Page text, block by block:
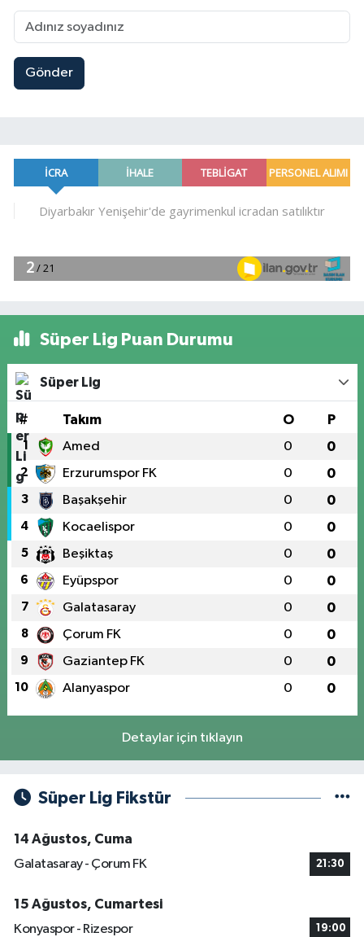
Gönder
Süper Lig Puan Durumu
Süper Lig
# Takım O P
1 Amed 0 0
2 Erzurumspor FK 0 0
3 Başakşehir 0 0
4 Kocaelispor 0 0
5 Beşiktaş 0 0
6 Eyüpspor 0 0
7 Galatasaray 0 0
8 Çorum FK 0 0
9 Gaziantep FK 0 0
10 Alanyaspor 0 0
Detaylar için tıklayın
Süper Lig Fikstür
14 Ağustos, Cuma
Galatasaray - Çorum FK
21:30
15 Ağustos, Cumartesi
Konyaspor - Rizespor
19:00